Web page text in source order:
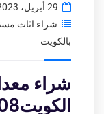
29 أبريل، 2023
شراء اثاث
بالكويت
شراء